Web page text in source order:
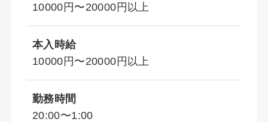
10000円〜20000円以上
本入時給
10000円〜20000円以上
勤務時間
20:00〜1:00